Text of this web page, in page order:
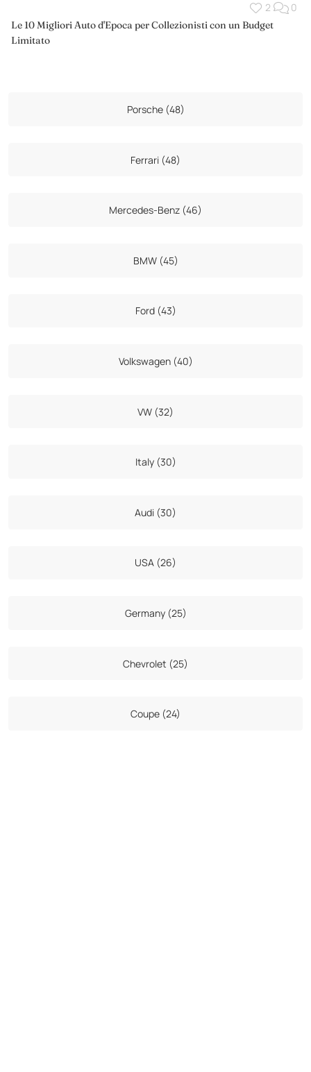
2 0
Le 10 Migliori Auto d'Epoca per Collezionisti con un Budget
Limitato
Porsche (48)
Ferrari (48)
Mercedes-Benz (46)
BMW (45)
Ford (43)
Volkswagen (40)
VW (32)
Italy (30)
Audi (30)
USA (26)
Germany (25)
Chevrolet (25)
Coupe (24)